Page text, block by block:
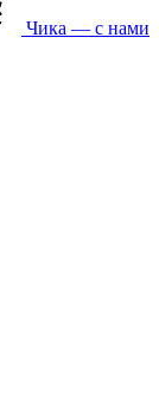
Чика — с нами